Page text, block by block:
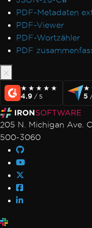
PDF-Metadaten
PDF-Viewer
PDF-Wortzähler
PDF
★★★★★
★★★★★
4.9 / 5 5
205 N. Michigan Ave.
500-3060